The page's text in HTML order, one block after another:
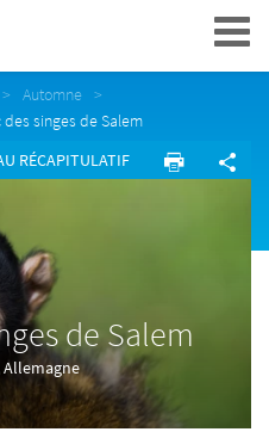
Navigation
Automne
des singes de Salem
RÉCAPITULATIF
de Salem
Allemagne